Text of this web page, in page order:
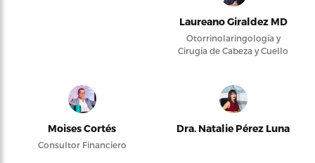
Laureano Giraldez MD
Otorrinolaringología y
Cirugía de Cabeza y Cuello
Moises Cortés
Consultor Financiero
Dra. Natalie Pérez Luna